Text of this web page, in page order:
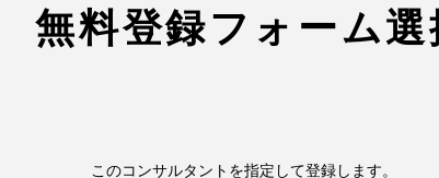
料登録フォーム選
このコンサルタントを指定して登録します。